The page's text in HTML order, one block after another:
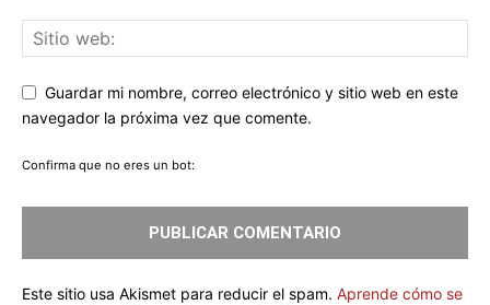
Guardar mi nombre, correo electrónico y sitio web en este
navegador la próxima vez que comente.
Confirma que no eres un bot:
Este sitio usa Akismet para reducir el spam. Aprende cómo se